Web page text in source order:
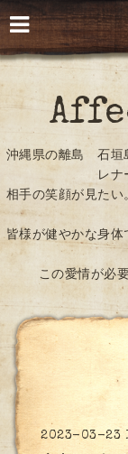
沖縄県の離島 石垣
レナ
相手の笑顔が見たい
皆様が健やかな身
この愛情が必
2023-03-23